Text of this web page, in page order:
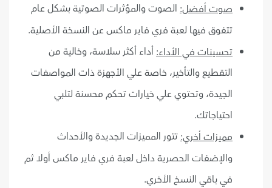
صوت أفضل: الصوت والمؤثرات الصوتية بشكل عام
تتفوق فيها لعبة فري فاير ماكس عن النسخة الأصلية.
تحسينات في الأداء: أداء أكثر سلاسة، وخالية من
التقطيع والتأخير، خاصة علي الأجهزة ذات المواصفات
الجيدة، وتحتوي علي خيارات تحكم محسنة لتلبي
احتياجاتك.
مميزات أخري:تتور المميزات الجديدة والأحداث
والإضفات الحصرية داخل لعبة فري فاير ماكس أولا ثم
في باقي النسخ الأخري.